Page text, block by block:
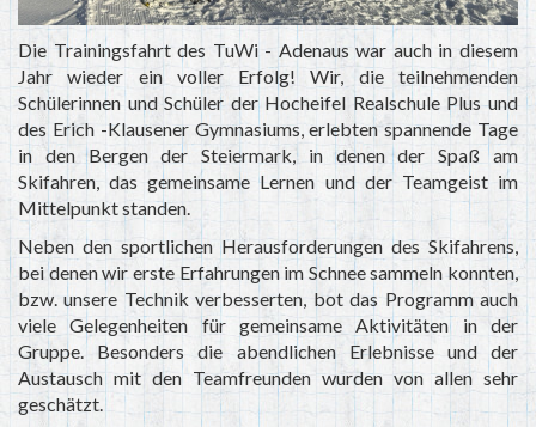
Die Trainingsfahrt des TuWi - Adenaus war auch in diesem
Jahr wieder ein voller Erfolg! Wir, die teilnehmenden
Schülerinnen und Schüler der Hocheifel Realschule Plus und
des Erich -Klausener Gymnasiums, erlebten spannende Tage
in den Bergen der Steiermark, in denen der Spaß am
Skifahren, das gemeinsame Lernen und der Teamgeist im
Mittelpunkt standen.
Neben den sportlichen Herausforderungen des Skifahrens,
bei denen wir erste Erfahrungen im Schnee sammeln konnten,
bzw. unsere Technik verbesserten, bot das Programm auch
viele Gelegenheiten für gemeinsame Aktivitäten in der
Gruppe. Besonders die abendlichen Erlebnisse und der
Austausch mit den Teamfreunden wurden von allen sehr
geschätzt.